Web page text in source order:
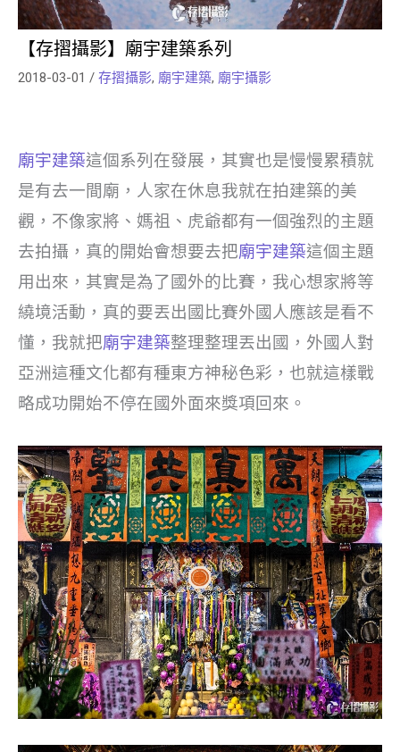
【存摺攝影】廟宇建築系列
2018-03-01 / 存摺攝影, 廟宇建築, 廟宇攝影
廟宇建築這個系列在發展，其實也是慢慢累積就
是有去一間廟，人家在休息我就在拍建築的美
觀，不像家將、媽祖、虎爺都有一個強烈的主題
去拍攝，真的開始會想要去把廟宇建築這個主題
用出來，其實是為了國外的比賽，我心想家將等
繞境活動，真的要丟出國比賽外國人應該是看不
懂，我就把廟宇建築整理整理丟出國，外國人對
亞洲這種文化都有種東方神秘色彩，也就這樣戰
略成功開始不停在國外面來獎項回來。